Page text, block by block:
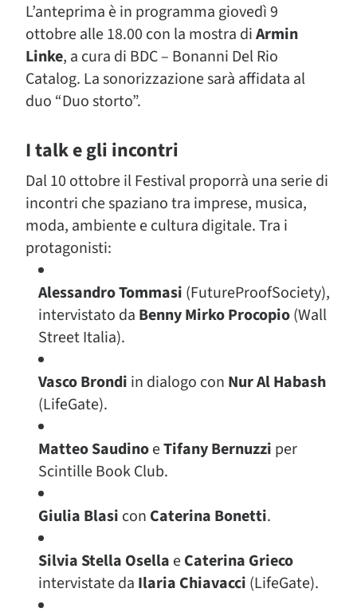
L’anteprima è in programma giovedì 9
ottobre alle 18.00 con la mostra diArmin
Linke, a cura di BDC – Bonanni Del Rio
Catalog. La sonorizzazione sarà affidata al
duo “Duo storto”.
I talk e gli incontri
Dal 10 ottobre il Festival proporrà una serie di
incontri che spaziano tra imprese, musica,
moda, ambiente e cultura digitale. Tra i
protagonisti:
Alessandro Tommasi (FutureProofSociety),
intervistato da Benny Mirko Procopio(Wall
Street Italia).
Vasco Brondi in dialogo con Nur Al Habash
(LifeGate).
Matteo SaudinoeTifany Bernuzzi per
Scintille Book Club.
Giulia Blasi con Caterina Bonetti.
Silvia Stella Osella eCaterina Grieco
intervistate da Ilaria Chiavacci (LifeGate).